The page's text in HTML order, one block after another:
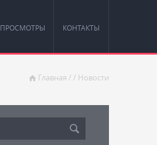
ПРОСМОТРЫ КОНТАКТЫ
Главная / / Новости